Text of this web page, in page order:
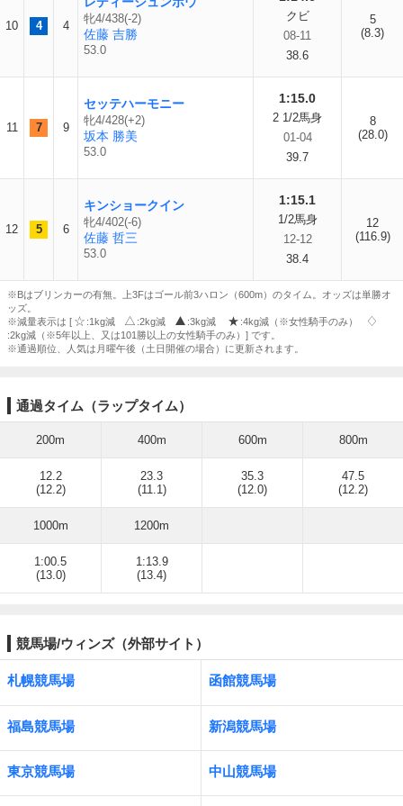
10 4 4
牝4/438(-2)
佐藤 吉勝
53.0
クビ
08-11
38.6
5
(8.3)
11 7 9
セッテハーモニー
牝4/428(+2)
坂本 勝美
53.0
1:15.0
2 1/2馬身
01-04
39.7
8
(28.0)
12 5 6
キンショークイン
牝4/402(-6)
佐藤 哲三
53.0
1:15.1
1/2馬身
12-12
38.4
12
(116.9)
※Bはブリンカーの有無。上3Fはゴール前3ハロン（600m）のタイム。オッズは単勝オ
ッズ。
※減量表示は [
:1kg減 :2kg減 :3kg減
:4kg減（※女性騎手のみ）
:2kg減（※5年以上、又は101勝以上の女性騎手のみ）] です。
※通過順位、人気は月曜午後（土日開催の場合）に更新されます。
通過タイム（ラップタイム）
200m 400m 600m 800m
12.2
(12.2)
23.3
(11.1)
35.3
(12.0)
47.5
(12.2)
1000m 1200m
1:00.5
(13.0)
1:13.9
(13.4)
競馬場/ウィンズ（外部サイト）
札幌競馬場 函館競馬場
福島競馬場 新潟競馬場
東京競馬場 中山競馬場